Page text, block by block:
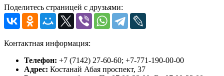
Поделитесь страницей с друзьями:
Контактная информация:
Телефон: +7 (7142) 27-60-60; +7-771-190-00-00
Адрес: Костанай Абая проспект, 37